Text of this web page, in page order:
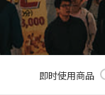
即时使用商品